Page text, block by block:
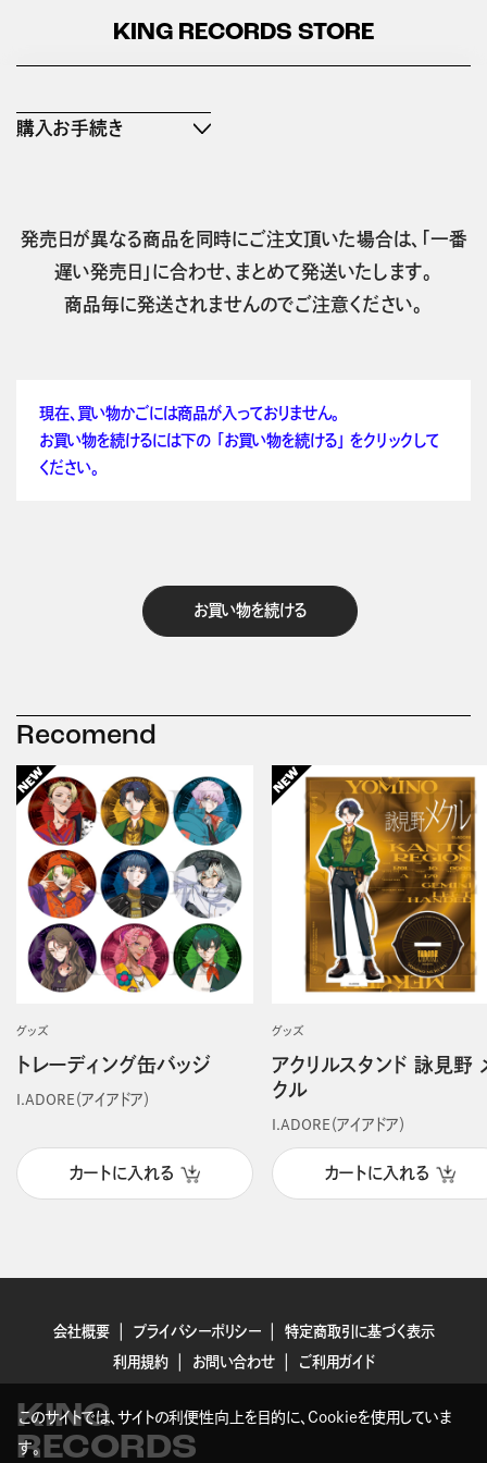
KING RECORDS STORE
購入お手続き
発売日が異なる商品を同時にご注文頂いた場合は、「一番
遅い発売日」に合わせ、まとめて発送いたします。
商品毎に発送されませんのでご注意ください。
現在、買い物かごには商品が入っておりません。
お買い物を続けるには下の 「お買い物を続ける」 をクリックして
ください。
お買い物を続ける
Recomend
グッズ
トレーディング缶バッジ
I.ADORE（アイアドア）
カートに入れる
グッズ
アクリルスタンド 詠見野
クル
I.ADORE（アイアドア）
カートに入れる
会社概要 プライバシーポリシー
特定商取引に基づく表示
利用規約
お問い合わせ ご利用ガイド
KING
RECORDS
このサイトでは、サイトの利便性向上を目的に、Cookieを使用していま
す。